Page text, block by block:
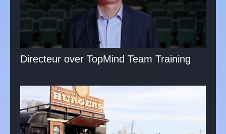
Directeur over TopMind Team Training